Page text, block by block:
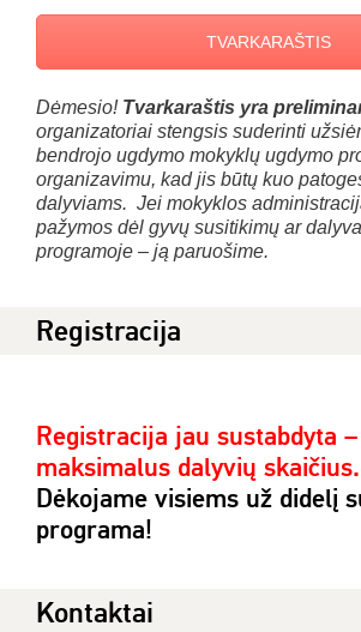
TVARKARAŠTIS
Dėmesio! Tvarkaraštis yra
organizatoriai stengsis suderinti
bendrojo ugdymo mokyklų ugdymo
organizavimu, kad jis būtų kuo
dalyviams. Jei mokyklos
pažymos dėl gyvų susitikimų ar
programoje – ją paruošime.
Registracija
Registracija jau sustabdyta
maksimalus dalyvių skaičius.
Dėkojame visiems už didelį
programa!
Kontaktai